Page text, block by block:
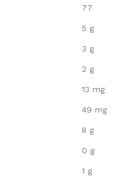
77
5 g
3 g
2 g
13 mg
49 mg
8 g
0 g
1 g